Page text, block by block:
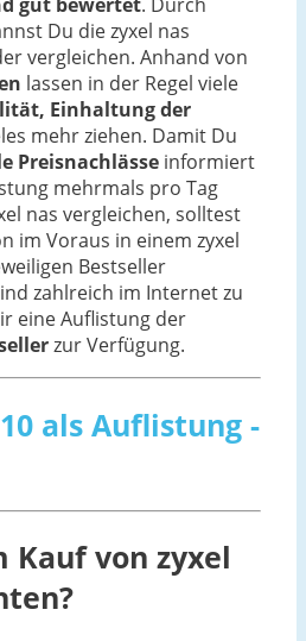
Du die zyxel nas
vergleichen. Anhand von
lassen in der Regel viele
Einhaltung der
mehr ziehen. Damit Du
Preisnachlässe informiert
mehrmals pro Tag
nas vergleichen, solltest
im Voraus in einem zyxel
Bestseller
zahlreich im Internet zu
eine Auflistung der
zur Verfügung.
als Auflistung -
Kauf von zyxel